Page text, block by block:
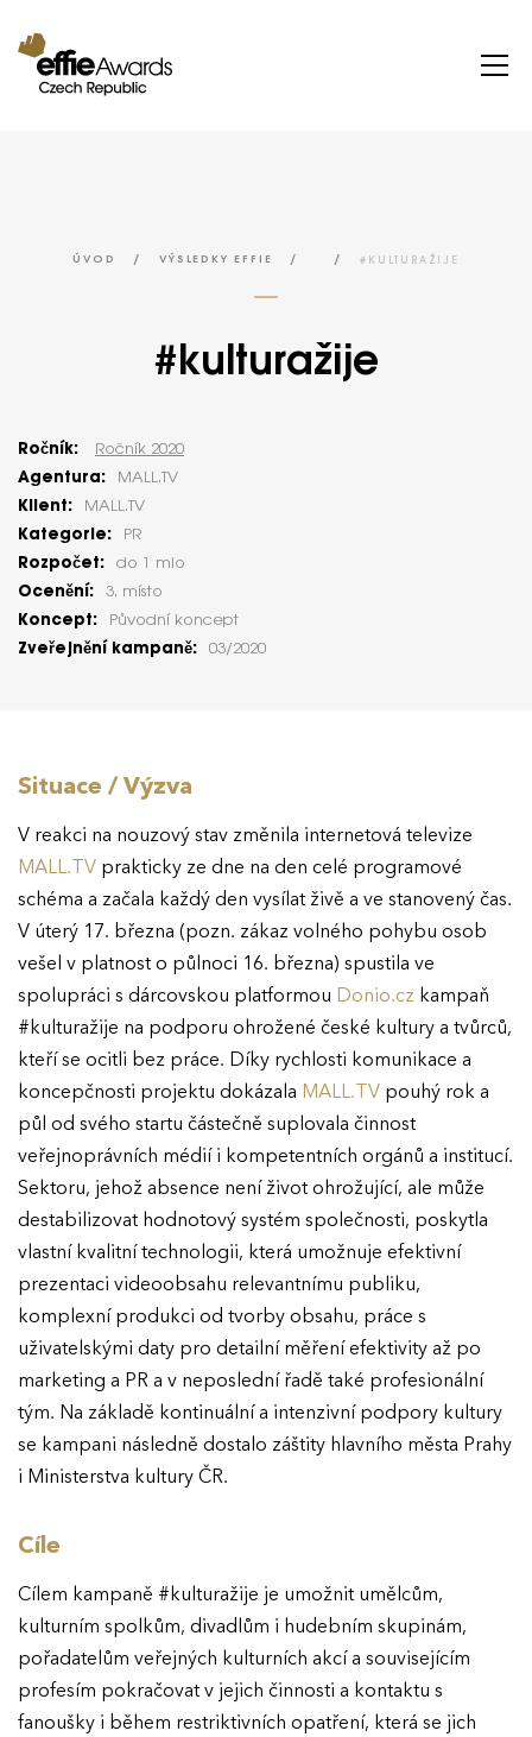
ÚVOD / VÝSLEDKY EFFIE / / #KULTURAŽIJE
#kulturažije
Ročník: Ročník 2020
Agentura: MALL.TV
Klient: MALL.TV
Kategorie: PR
Rozpočet: do 1 mio
Ocenění: 3. místo
Koncept: Původní koncept
Zveřejnění kampaně: 03/2020
Situace / Výzva
V reakci na nouzový stav změnila internetová televize
MALL.TV prakticky ze dne na den celé programové
schéma a začala každý den vysílat živě a ve stanovený čas.
V úterý 17. března (pozn. zákaz volného pohybu osob
vešel v platnost o půlnoci 16. března) spustila ve
spolupráci s dárcovskou platformou Donio.cz kampaň
#kulturažije na podporu ohrožené české kultury a tvůrců,
kteří se ocitli bez práce. Díky rychlosti komunikace a
koncepčnosti projektu dokázala MALL.TV pouhý rok a
půl od svého startu částečně suplovala činnost
veřejnoprávních médií i kompetentních orgánů a institucí.
Sektoru, jehož absence není život ohrožující, ale může
destabilizovat hodnotový systém společnosti, poskytla
vlastní kvalitní technologii, která umožnuje efektivní
prezentaci videoobsahu relevantnímu publiku,
komplexní produkci od tvorby obsahu, práce s
uživatelskými daty pro detailní měření efektivity až po
marketing a PR a v neposlední řadě také profesionální
tým. Na základě kontinuální a intenzivní podpory kultury
se kampani následně dostalo záštity hlavního města Prahy
i Ministerstva kultury ČR.
Cíle
Cílem kampaně #kulturažije je umožnit umělcům,
kulturním spolkům, divadlům i hudebním skupinám,
pořadatelům veřejných kulturních akcí a souvisejícím
profesím pokračovat v jejich činnosti a kontaktu s
fanoušky i během restriktivních opatření, která se jich